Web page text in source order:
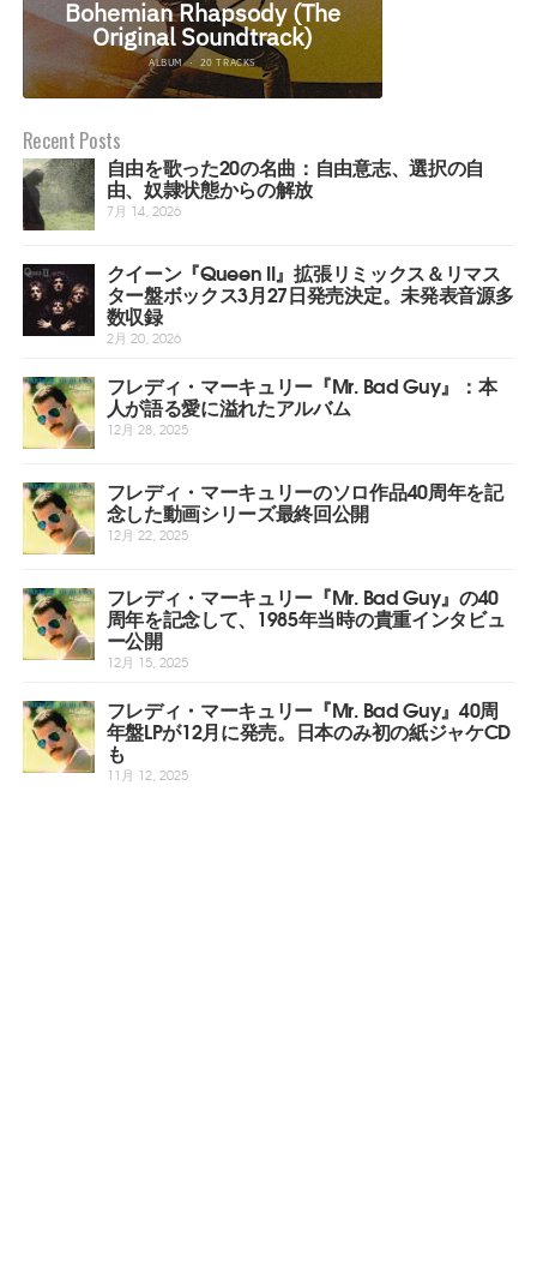
Recent Posts
自由を歌った20の名曲：自由意志、選択の自
由、奴隷状態からの解放
7月 14, 2026
クイーン『Queen II』拡張リミックス＆リマス
ター盤ボックス3月27日発売決定。未発表音源多
数収録
2月 20, 2026
フレディ・マーキュリー『Mr. Bad Guy』：本
人が語る愛に溢れたアルバム
12月 28, 2025
フレディ・マーキュリーのソロ作品40周年を記
念した動画シリーズ最終回公開
12月 22, 2025
フレディ・マーキュリー『Mr. Bad Guy』の40
周年を記念して、1985年当時の貴重インタビュ
ー公開
12月 15, 2025
フレディ・マーキュリー『Mr. Bad Guy』40周
年盤LPが12月に発売。日本のみ初の紙ジャケCD
も
11月 12, 2025